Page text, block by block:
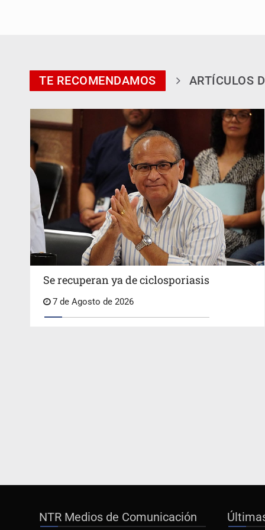
TE RECOMENDAMOS ARTÍCULOS
Se recuperan ya de ciclosporiasis
7 de Agosto de 2026
NTR Medios de Comunicación